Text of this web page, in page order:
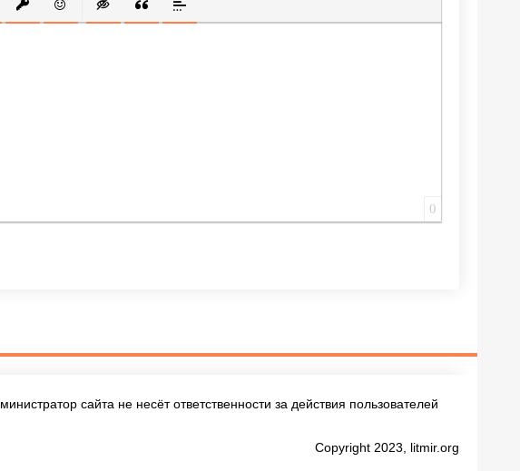
СПИСОК
ССЫЛКУ
ВСТАВИТЬ ЗАЩИЩЕННУЮ ССЫЛКУ
ВСТАВИТЬ СМАЙЛИК
ВСТАВКА СКРЫТОГО ТЕКСТА
ВСТАВКА ЦИТАТЫ
ВСТАВКА СПОЙЛЕРА
0
сайта не несёт ответственности за действия пользователей
Copyright 2023, litmir.org